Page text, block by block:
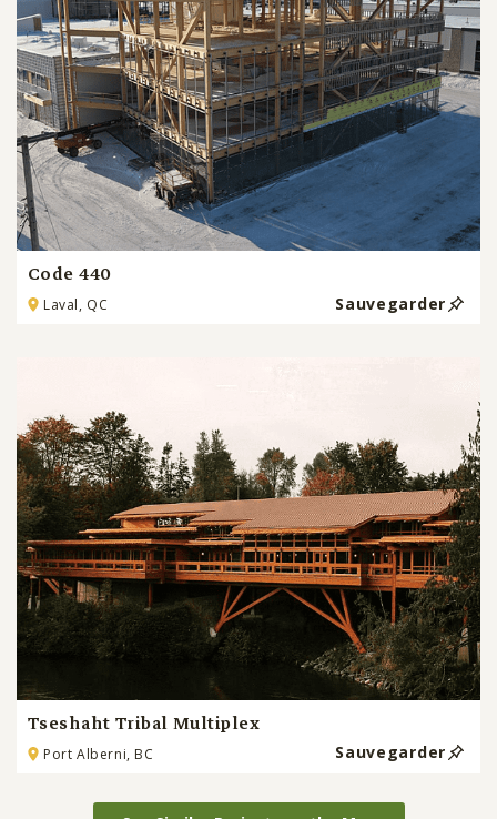
Code 440
Laval, QC Sauvegarder
Tseshaht Tribal Multiplex
Port Alberni, BC Sauvegarder